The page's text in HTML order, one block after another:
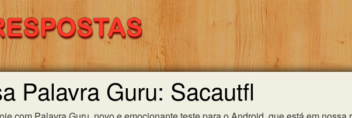
Palavra Guru: Sacautfl